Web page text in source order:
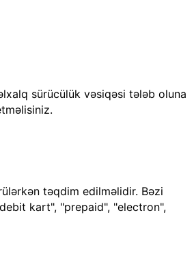
sürücülük vəsiqəsi tələb oluna
təqdim edilməlidir. Bəzi
kart", "prepaid", "electron",